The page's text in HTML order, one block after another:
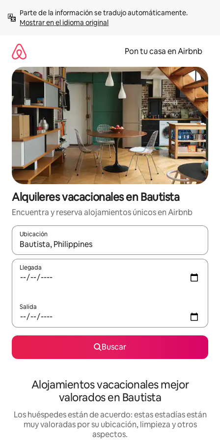
contenidoMostrar en el idioma original
Pon tu casa en Airbnb
Alquileres vacacionales en Bautista
Encuentra y reserva alojamientos únicos en Airbnb
Ubicación
Cuando los resultados estén disponibles, navega con las
Llegada
Salida
Buscar
Alojamientos vacacionales mejor
valorados en Bautista
Los huéspedes están de acuerdo: estas estadías están
muy valoradas por su ubicación, limpieza y otros
aspectos.